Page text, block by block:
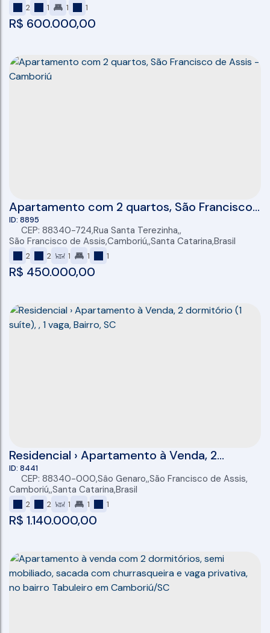
R$ 600.000,00
2 1 1 1
Apartamento com 2 quartos, São Francisco
de Assis - Camboriú
R$ 450.000,00
8895
CEP: 88340-724,Rua Santa Terezinha ,
São Francisco de Assis,Camboriú ,Santa Catarina,Brasil
2 2 1 1 1
Residencial › Apartamento à Venda, 2
dormitório (1 suíte), , 1 vaga, Bairro, SC
R$ 1.140.000,00
8441
CEP: 88340-000,Sâo Genaro ,São Francisco de Assis,
Camboriú ,Santa Catarina,Brasil
2 2 1 1 1